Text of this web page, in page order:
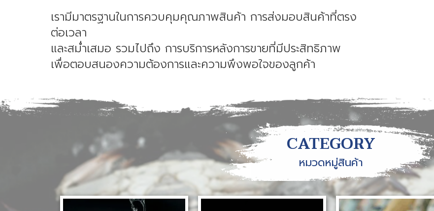
เรามีมาตรฐานในการควบคุมคุณภาพสินค้า การส่งมอบสินค้าที่ตรง
ต่อเวลา
และสม่ำเสมอ รวมไปถึง การบริการหลังการขายที่มีประสิทธิภาพ
เพื่อตอบสนองความต้องการและความพึงพอใจของลูกค้า
CATEGORY
หมวดหมู่สินค้า